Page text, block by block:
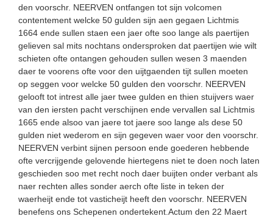
den voorschr. NEERVEN ontfangen tot sijn volcomen
contentement welcke 50 gulden sijn aen gegaen Lichtmis
1664 ende sullen staen een jaer ofte soo lange als paertijen
gelieven sal mits nochtans ondersproken dat paertijen wie wilt
schieten ofte ontangen gehouden sullen wesen 3 maenden
daer te voorens ofte voor den uijtgaenden tijt sullen moeten
op seggen voor welcke 50 gulden den voorschr. NEERVEN
gelooft tot intrest alle jaer twee gulden en thien stuijvers waer
van den iersten pacht verschijnen ende vervallen sal Lichtmis
1665 ende alsoo van jaere tot jaere soo lange als dese 50
gulden niet wederom en sijn gegeven waer voor den voorschr.
NEERVEN verbint sijnen persoon ende goederen hebbende
ofte vercrijgende gelovende hiertegens niet te doen noch laten
geschieden soo met recht noch daer buijten onder verbant als
naer rechten alles sonder aerch ofte liste in teken der
waerheijt ende tot vasticheijt heeft den voorschr. NEERVEN
benefens ons Schepenen ondertekent.Actum den 22 Maert